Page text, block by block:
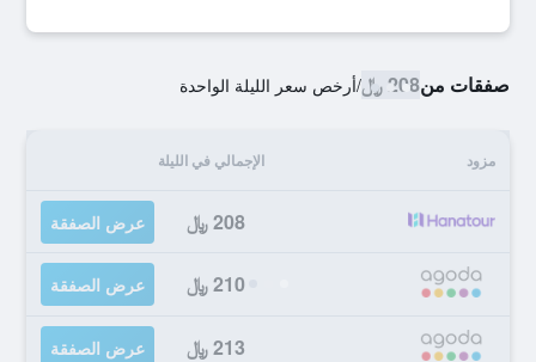
صفقات من208 ﷼ /أرخص سعر الليلة الواحدة
مزود الإجمالي في الليلة
208 ﷼ عرض الصفقة
210 ﷼ عرض الصفقة
213 ﷼ عرض الصفقة